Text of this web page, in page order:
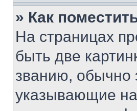
» Как
На страницах
быть две
званию, обычно
указывающие